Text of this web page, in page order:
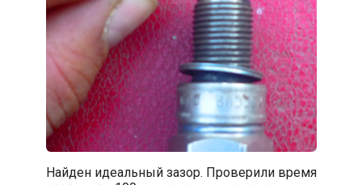
Найден идеальный зазор. Проверили время